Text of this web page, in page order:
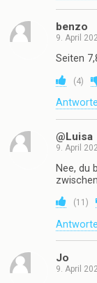
benzo
9. April
Seiten
(4)
@Luisa
9. April
Nee, du
(11 )
Jo
9. April